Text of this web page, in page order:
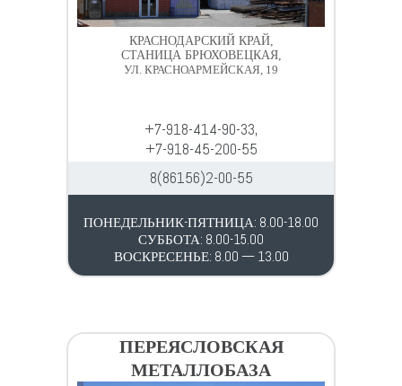
КРАСНОДАРСКИЙ КРАЙ,
СТАНИЦА БРЮХОВЕЦКАЯ,
УЛ. КРАСНОАРМЕЙСКАЯ, 19
+7-918-414-90-33,
+7-918-45-200-55
8(86156)2-00-55
ПОНЕДЕЛЬНИК-ПЯТНИЦА: 8.00-18.00
СУББОТА: 8.00-15.00
ВОСКРЕСЕНЬЕ: 8.00 — 13.00
ПЕРЕЯСЛОВСКАЯ
МЕТАЛЛОБАЗА